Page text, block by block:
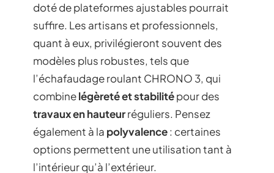
doté de plateformes ajustables pourrait
suffire. Les artisans et professionnels,
quant à eux, privilégieront souvent des
modèles plus robustes, tels que
l’échafaudage roulant CHRONO 3, qui
combinelégèreté et stabilitépour des
travaux en hauteurréguliers. Pensez
également à la polyvalence: certaines
options permettent une utilisation tant à
l’intérieur qu’à l’extérieur.